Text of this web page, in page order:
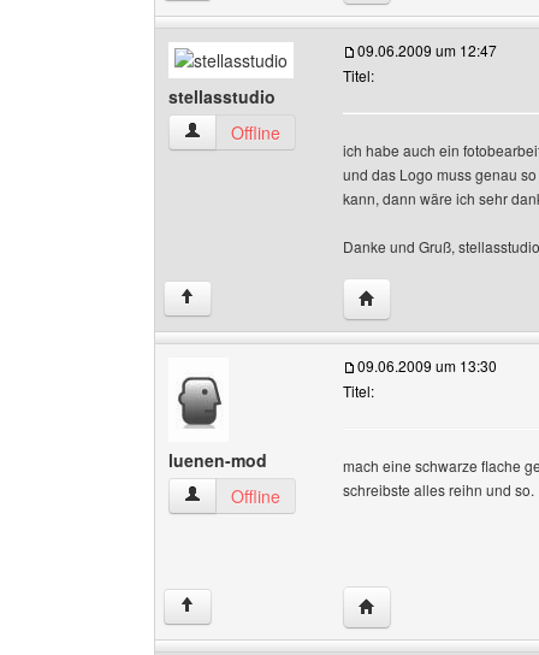
stellasstudio
stellasstudio Benutzer-Profile anzeigen
Offline
09.06.2009 um 12:47
Titel:
ich habe auch ein
und das Logo muss genau
kann, dann wäre ich sehr
Danke und Gruß, stellasstudio
↑ Website dieses
luenen-mod
luenen-mod Benutzer-Profile anzeigen
Offline
09.06.2009 um 13:30
Titel:
mach eine schwarze flache
schreibste alles reihn und so.
↑ Website dieses